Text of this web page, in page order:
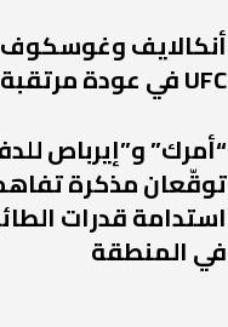
أنكالايف وغوسكوف
UFC في عودة مرتقبة إلى أبوظبي
“أمرك” و”إيرباص
توقّعان مذكرة
استدامة قدرات
في المنطقة